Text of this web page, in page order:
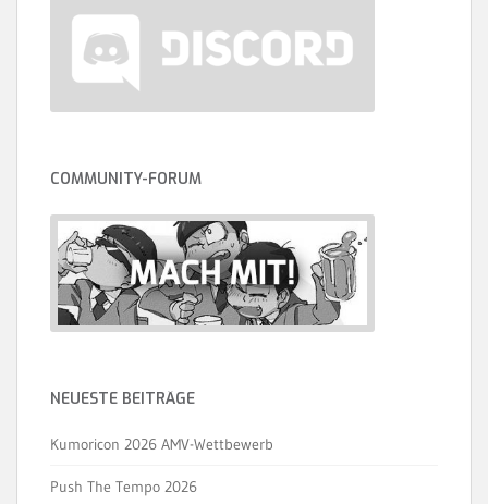
COMMUNITY-FORUM
NEUESTE BEITRÄGE
Kumoricon 2026 AMV-Wettbewerb
Push The Tempo 2026